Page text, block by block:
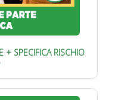
SPECIFICA RISCHIO